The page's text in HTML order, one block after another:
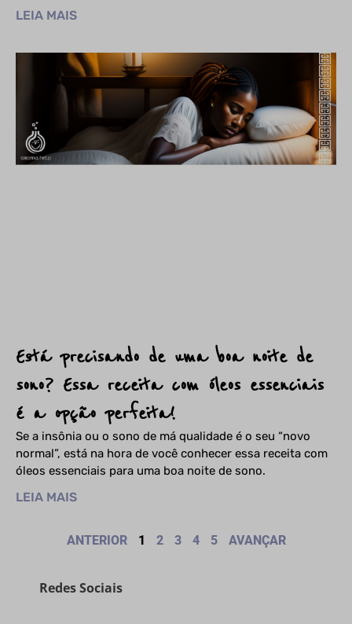
LEIA MAIS
Está precisando de uma boa noite de
sono? Essa receita com óleos essenciais
é a opção perfeita!
Se a insônia ou o sono de má qualidade é o seu “novo
normal”, está na hora de você conhecer essa receita com
óleos essenciais para uma boa noite de sono.
LEIA MAIS
ANTERIOR 1 2 3 4 5 AVANÇAR
Redes Sociais